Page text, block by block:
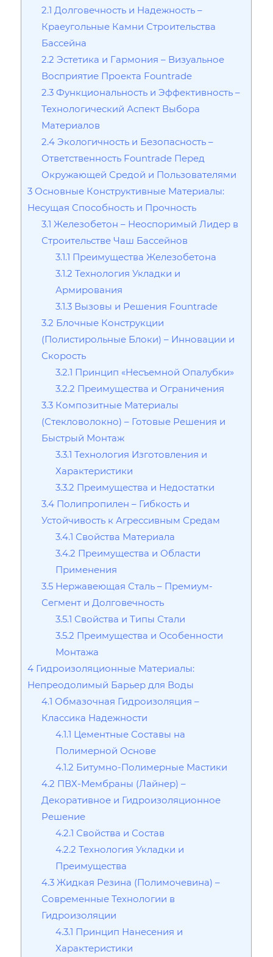
2.1 Долговечность и Надежность –
Краеугольные Камни Строительства
Бассейна
2.2 Эстетика и Гармония – Визуальное
Восприятие Проекта Fountrade
2.3 Функциональность и Эффективность –
Технологический Аспект Выбора
Материалов
2.4 Экологичность и Безопасность –
Ответственность Fountrade Перед
Окружающей Средой и Пользователями
3 Основные Конструктивные Материалы:
Несущая Способность и Прочность
3.1 Железобетон – Неоспоримый Лидер в
Строительстве Чаш Бассейнов
3.1.1 Преимущества Железобетона
3.1.2 Технология Укладки и
Армирования
3.1.3 Вызовы и Решения Fountrade
3.2 Блочные Конструкции
(Полистирольные Блоки) – Инновации и
Скорость
3.2.1 Принцип «Несъемной Опалубки»
3.2.2 Преимущества и Ограничения
3.3 Композитные Материалы
(Стекловолокно) – Готовые Решения и
Быстрый Монтаж
3.3.1 Технология Изготовления и
Характеристики
3.3.2 Преимущества и Недостатки
3.4 Полипропилен – Гибкость и
Устойчивость к Агрессивным Средам
3.4.1 Свойства Материала
3.4.2 Преимущества и Области
Применения
3.5 Нержавеющая Сталь – Премиум-
Сегмент и Долговечность
3.5.1 Свойства и Типы Стали
3.5.2 Преимущества и Особенности
Монтажа
4 Гидроизоляционные Материалы:
Непреодолимый Барьер для Воды
4.1 Обмазочная Гидроизоляция –
Классика Надежности
4.1.1 Цементные Составы на
Полимерной Основе
4.1.2 Битумно-Полимерные Мастики
4.2 ПВХ-Мембраны (Лайнер) –
Декоративное и Гидроизоляционное
Решение
4.2.1 Свойства и Состав
4.2.2 Технология Укладки и
Преимущества
4.3 Жидкая Резина (Полимочевина) –
Современные Технологии в
Гидроизоляции
4.3.1 Принцип Нанесения и
Характеристики